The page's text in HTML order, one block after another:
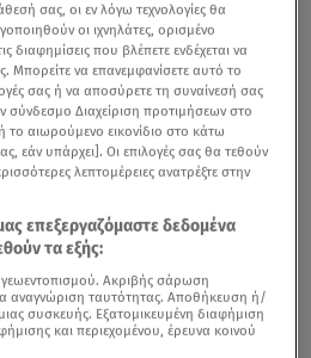
σας, οι εν λόγω τεχνολογίες θα
οι ιχνηλάτες, ορισμένο
διαφημίσεις που βλέπετε ενδέχεται να
Μπορείτε να επανεμφανίσετε αυτό το
σας ή να αποσύρετε τη συναίνεσή σας
σύνδεσμο Διαχείριση προτιμήσεων στο
το αιωρούμενο εικονίδιο στο κάτω
εάν υπάρχει]. Οι επιλογές σας θα τεθούν
λεπτομέρειες ανατρέξτε στην
επεξεργαζόμαστε δεδομένα
τα εξής:
Ακριβής σάρωση
αναγνώριση ταυτότητας. Αποθήκευση ή/
συσκευής. Εξατομικευμένη διαφήμιση
και περιεχομένου, έρευνα κοινού